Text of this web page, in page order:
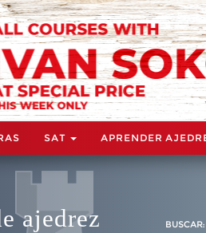
SAT APRENDER
ajedrez BUSCAR: